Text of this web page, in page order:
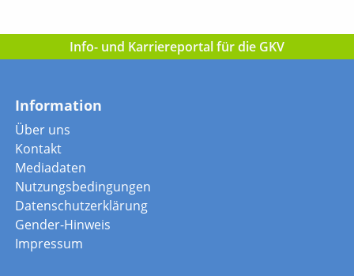
Info- und Karriereportal für die GKV
Information
Über uns
Kontakt
Mediadaten
Nutzungsbedingungen
Datenschutzerklärung
Gender-Hinweis
Impressum